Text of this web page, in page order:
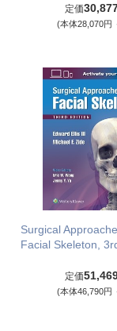
定価
(本体28,070円
Surgical
Facial Skeleton,
定価
(本体46,790円